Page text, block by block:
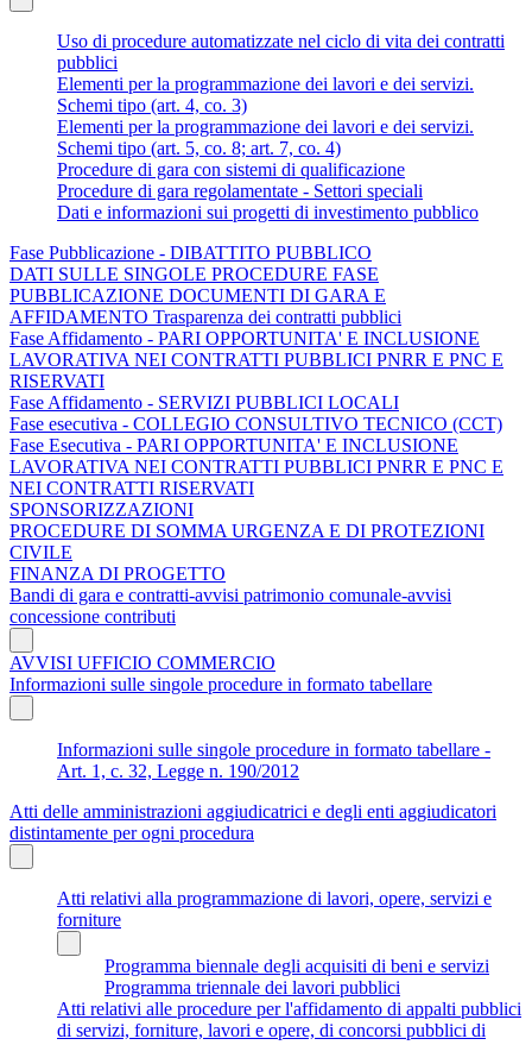
Uso di procedure automatizzate nel ciclo di vita dei contratti
pubblici
Elementi per la programmazione dei lavori e dei servizi.
Schemi tipo (art. 4, co. 3)
Elementi per la programmazione dei lavori e dei servizi.
Schemi tipo (art. 5, co. 8; art. 7, co. 4)
Procedure di gara con sistemi di qualificazione
Procedure di gara regolamentate - Settori speciali
Dati e informazioni sui progetti di investimento pubblico
Fase Pubblicazione - DIBATTITO PUBBLICO
DATI SULLE SINGOLE PROCEDURE FASE
PUBBLICAZIONE DOCUMENTI DI GARA E
AFFIDAMENTO Trasparenza dei contratti pubblici
Fase Affidamento - PARI OPPORTUNITA' E INCLUSIONE
LAVORATIVA NEI CONTRATTI PUBBLICI PNRR E PNC E
RISERVATI
Fase Affidamento - SERVIZI PUBBLICI LOCALI
Fase esecutiva - COLLEGIO CONSULTIVO TECNICO (CCT)
Fase Esecutiva - PARI OPPORTUNITA' E INCLUSIONE
LAVORATIVA NEI CONTRATTI PUBBLICI PNRR E PNC E
NEI CONTRATTI RISERVATI
SPONSORIZZAZIONI
PROCEDURE DI SOMMA URGENZA E DI PROTEZIONI
CIVILE
FINANZA DI PROGETTO
Bandi di gara e contratti-avvisi patrimonio comunale-avvisi
concessione contributi
AVVISI UFFICIO COMMERCIO
Informazioni sulle singole procedure in formato tabellare
Informazioni sulle singole procedure in formato tabellare -
Art. 1, c. 32, Legge n. 190/2012
Atti delle amministrazioni aggiudicatrici e degli enti aggiudicatori
distintamente per ogni procedura
Atti relativi alla programmazione di lavori, opere, servizi e
forniture
Programma biennale degli acquisiti di beni e servizi
Programma triennale dei lavori pubblici
Atti relativi alle procedure per l'affidamento di appalti pubblici
di servizi, forniture, lavori e opere, di concorsi pubblici di